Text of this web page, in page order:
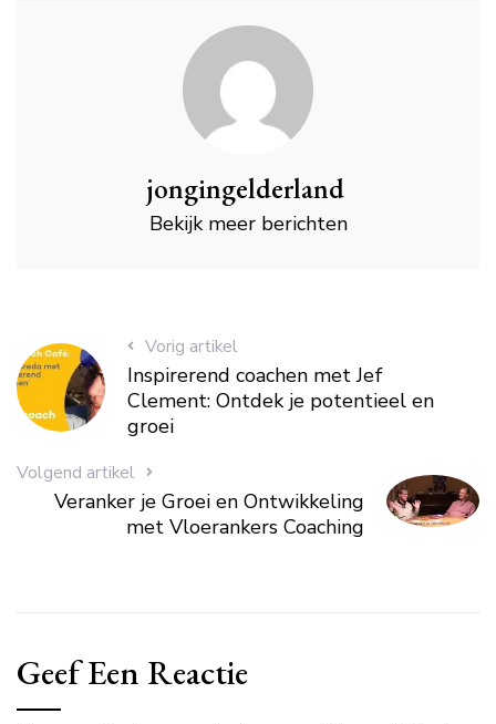
jongingelderland
Bekijk meer berichten
Vorig artikel
Inspirerend coachen met Jef
Clement: Ontdek je potentieel en
groei
Volgend artikel
Veranker je Groei en Ontwikkeling
met Vloerankers Coaching
Geef Een Reactie